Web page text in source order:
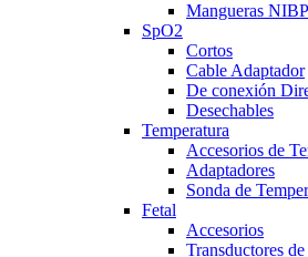
Mangueras NIBP
SpO2
Cortos
Cable Adaptador
De conexión
Desechables
Temperatura
Accesorios de
Adaptadores
Sonda de
Fetal
Accesorios
Transductores